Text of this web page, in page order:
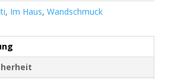
, Im Haus, Wandschmuck